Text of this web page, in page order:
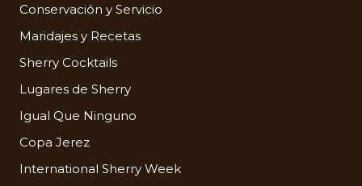
Conservación y Servicio
Maridajes y Recetas
Sherry Cocktails
Lugares de Sherry
Igual Que Ninguno
Copa Jerez
International Sherry Week